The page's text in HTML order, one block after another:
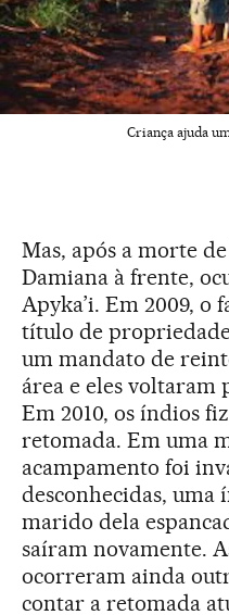
Criança ajuda
Mas, após a morte
Damiana à frente,
Apyka’i. Em 2009, o
título de
um mandato de
área e eles voltaram
Em 2010, os índios
retomada. Em uma
acampamento foi
desconhecidas, uma
marido dela
saíram novamente.
ocorreram ainda
contar a retomada